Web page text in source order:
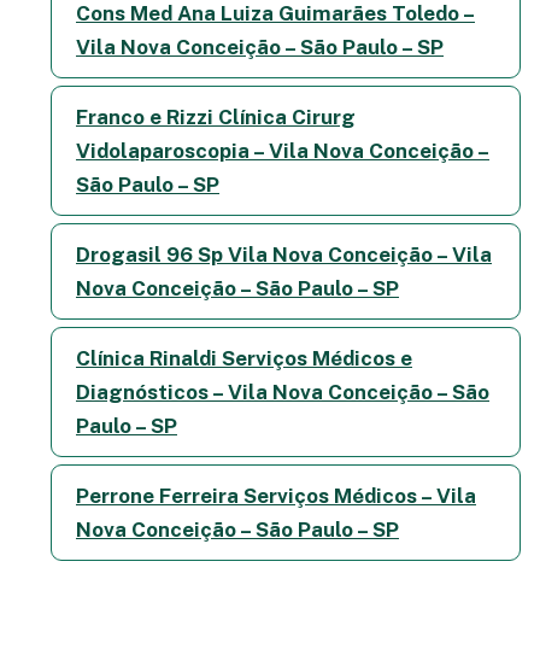
Cons Med Ana Luiza Guimarães Toledo –
Vila Nova Conceição – São Paulo – SP
Franco e Rizzi Clínica Cirurg
Vidolaparoscopia – Vila Nova Conceição –
São Paulo – SP
Drogasil 96 Sp Vila Nova Conceição – Vila
Nova Conceição – São Paulo – SP
Clínica Rinaldi Serviços Médicos e
Diagnósticos – Vila Nova Conceição – São
Paulo – SP
Perrone Ferreira Serviços Médicos – Vila
Nova Conceição – São Paulo – SP